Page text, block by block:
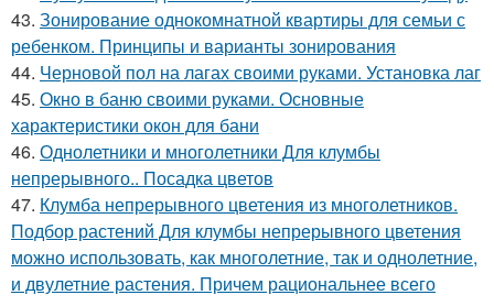
43. Зонирование однокомнатной квартиры для семьи с
ребенком. Принципы и варианты зонирования
44. Черновой пол на лагах своими руками. Установка лаг
45. Окно в баню своими руками. Основные
характеристики окон для бани
46. Однолетники и многолетники Для клумбы
непрерывного.. Посадка цветов
47. Клумба непрерывного цветения из многолетников.
Подбор растений Для клумбы непрерывного цветения
можно использовать, как многолетние, так и однолетние,
и двулетние растения. Причем рациональнее всего